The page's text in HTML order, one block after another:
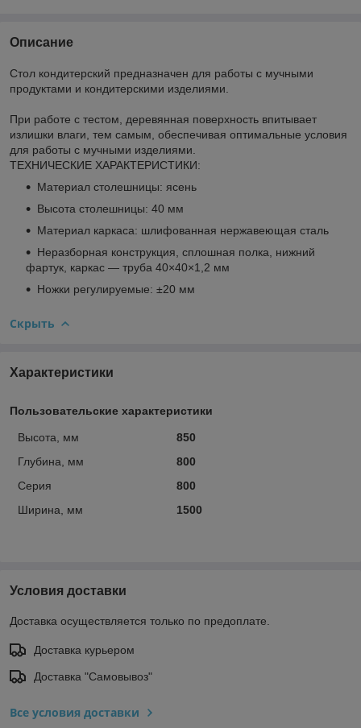
Описание
Стол кондитерский предназначен для работы с мучными
продуктами и кондитерскими изделиями.
При работе с тестом, деревянная поверхность впитывает
излишки влаги, тем самым, обеспечивая оптимальные условия
для работы с мучными изделиями.
ТЕХНИЧЕСКИЕ ХАРАКТЕРИСТИКИ:
Материал столешницы: ясень
Высота столешницы: 40 мм
Материал каркаса: шлифованная нержавеющая сталь
Неразборная конструкция, сплошная полка, нижний
фартук, каркас — труба 40×40×1,2 мм
Ножки регулируемые: ±20 мм
Скрыть
Характеристики
Пользовательские характеристики
Высота, мм
850
Глубина, мм
800
Серия
800
Ширина, мм
1500
Условия доставки
Доставка осуществляется только по предоплате.
Доставка курьером
Доставка "Самовывоз"
Все условия доставки